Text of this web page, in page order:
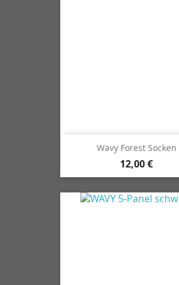
Wavy Forest Socken
12,00 €